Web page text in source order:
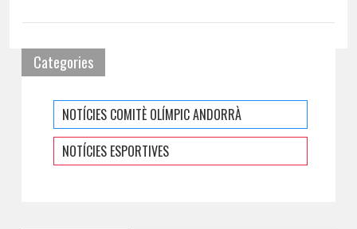
Categories
NOTÍCIES COMITÈ OLÍMPIC ANDORRÀ
NOTÍCIES ESPORTIVES